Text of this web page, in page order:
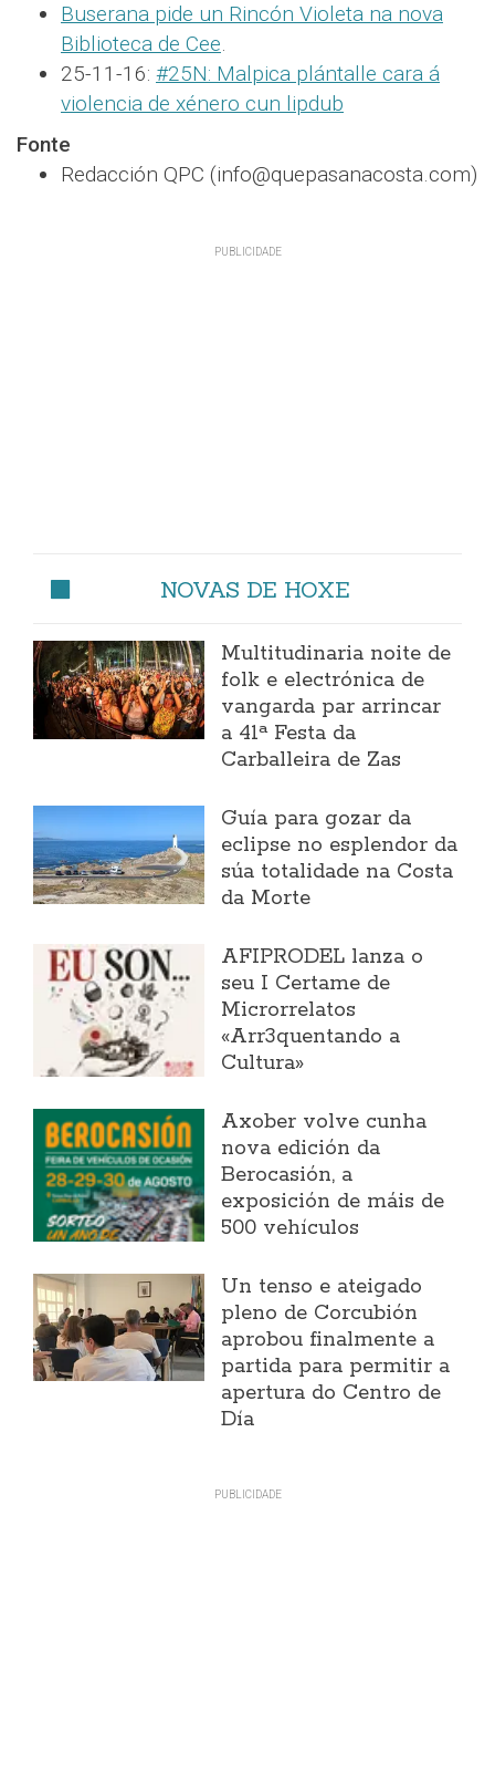
Buserana pide un Rincón Violeta na nova
Biblioteca de Cee.
25-11-16: #25N: Malpica plántalle cara á
violencia de xénero cun lipdub
Fonte
Redacción QPC (info@quepasanacosta.com)
NOVAS DE HOXE
Multitudinaria noite de
folk e electrónica de
vangarda par arrincar
a 41ª Festa da
Carballeira de Zas
Guía para gozar da
eclipse no esplendor da
súa totalidade na Costa
da Morte
AFIPRODEL lanza o
seu I Certame de
Microrrelatos
«Arr3quentando a
Cultura»
Axober volve cunha
nova edición da
Berocasión, a
exposición de máis de
500 vehículos
Un tenso e ateigado
pleno de Corcubión
aprobou finalmente a
partida para permitir a
apertura do Centro de
Día